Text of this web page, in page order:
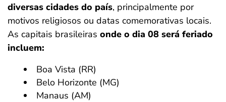
diversas cidades do país, principalmente por
motivos religiosos ou datas comemorativas locais.
As capitais brasileiras onde o dia 08 será feriado
incluem:
Boa Vista (RR)
Belo Horizonte (MG)
Manaus (AM)